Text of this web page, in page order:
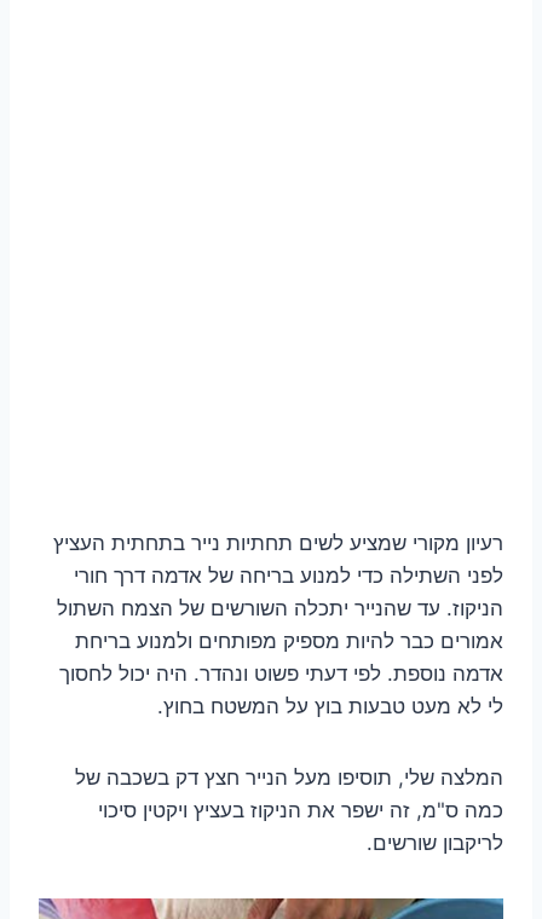
רעיון מקורי שמציע לשים תחתיות נייר בתחתית העציץ
לפני השתילה כדי למנוע בריחה של אדמה דרך חורי
הניקוז. עד שהנייר יתכלה השורשים של הצמח השתול
אמורים כבר להיות מספיק מפותחים ולמנוע בריחת
אדמה נוספת. לפי דעתי פשוט ונהדר. היה יכול לחסוך
לי לא מעט טבעות בוץ על המשטח בחוץ.
המלצה שלי, תוסיפו מעל הנייר חצץ דק בשכבה של
כמה ס"מ, זה ישפר את הניקוז בעציץ ויקטין סיכוי
לריקבון שורשים.